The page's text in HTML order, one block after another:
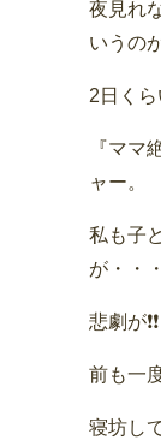
夜見れ
いうの
2日くら
『ママ
ャー。
私も子
が・・・
悲劇が❗️❗️
前も一
寝坊し